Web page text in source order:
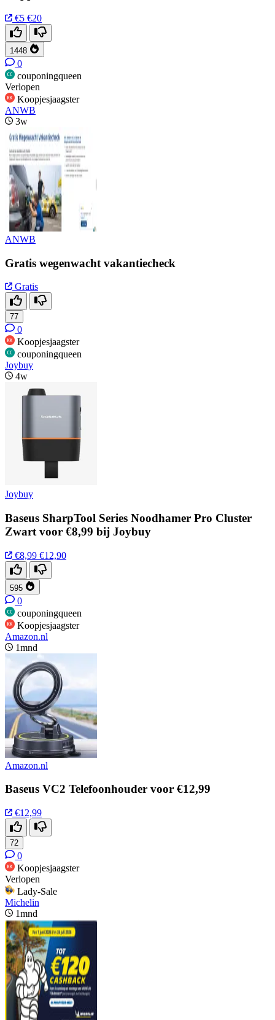
€5 €20
1448
0
couponingqueen
Verlopen
Koopjesjaagster
ANWB
3w
ANWB
Gratis wegenwacht vakantiecheck
Gratis
77
0
Koopjesjaagster
couponingqueen
Joybuy
4w
Joybuy
Baseus SharpTool Series Noodhamer Pro Cluster
Zwart voor €8,99 bij Joybuy
€8,99 €12,90
595
0
couponingqueen
Koopjesjaagster
Amazon.nl
1mnd
Amazon.nl
Baseus VC2 Telefoonhouder voor €12,99
€12,99
72
0
Koopjesjaagster
Verlopen
Lady-Sale
Michelin
1mnd